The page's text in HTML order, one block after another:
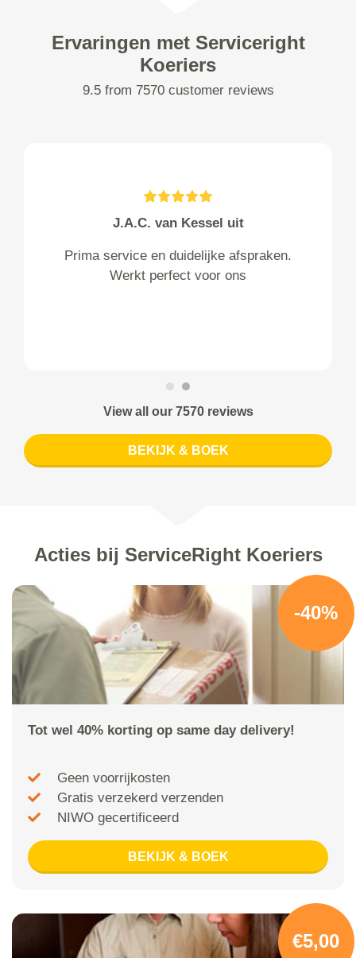
Ervaringen met Serviceright
Koeriers
9.5 from 7570 customer reviews
J.A.C. van Kessel uit
Prima service en duidelijke afspraken.
Werkt perfect voor ons
View all our 7570 reviews
BEKIJK & BOEK
Acties bij ServiceRight Koeriers
-40%
Tot wel 40% korting op same day delivery!
Geen voorrijkosten
Gratis verzekerd verzenden
NIWO gecertificeerd
BEKIJK & BOEK
€5,00